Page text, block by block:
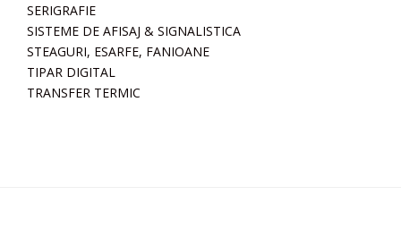
SERIGRAFIE
SISTEME DE AFISAJ & SIGNALISTICA
STEAGURI, ESARFE, FANIOANE
TIPAR DIGITAL
TRANSFER TERMIC